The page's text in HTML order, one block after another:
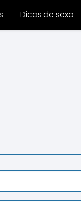
Dicas de sexo